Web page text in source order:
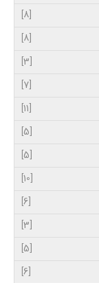
[8]
[8]
[3]
[7]
[11]
[5]
[5]
[10]
[6]
[3]
[5]
[6]